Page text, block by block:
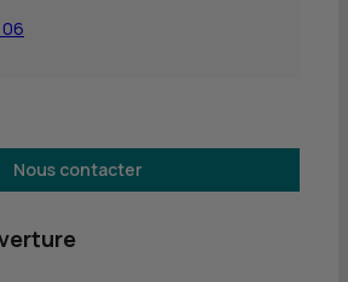
06
Nous contacter